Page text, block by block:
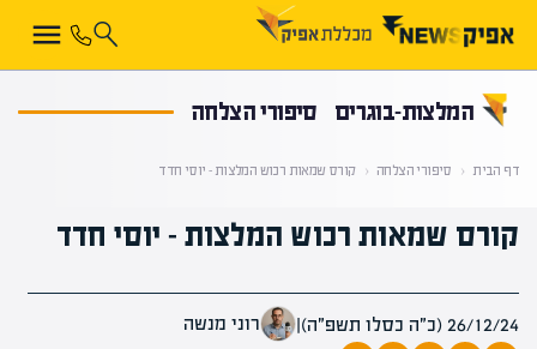
המלצות-בוגרים סיפורי הצלחה
דף הבית ‹ סיפורי הצלחה ‹ קורס שמאות רכוש המלצות – יוסי חדד
קורס שמאות רכוש המלצות – יוסי חדד
26/12/24 (כ״ה כסלו תשפ״ה) | רוני מנשה